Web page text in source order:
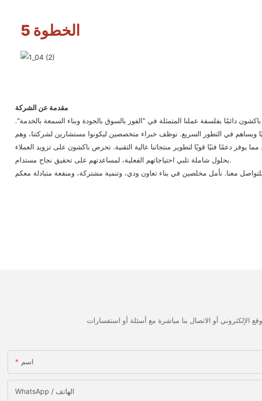
الخطوة 5
مقدمة عن الشركة
دائمًا بفلسفة عملنا المتمثلة في "الفوز بالسوق بالجودة وبناء السمعة بالخدمة".
ويساهم في التطور السريع. نوظف خبراء متخصصين ليكونوا مستشارين لشركتنا، وهم
يوفر دعمًا فنيًا قويًا لتطوير منتجاتنا عالية التقنية. تحرص باكشون على تزويد العملاء
بحلول شاملة تلبي احتياجاتهم الفعلية، لمساعدتهم على تحقيق نجاح مستدام.
اسم
WhatsApp / الهاتف